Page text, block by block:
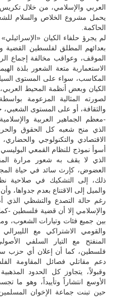
العربي والإسلامي، من خلال
يحمل مشروع الخلاص والسلام
الحاكمة.
لم يجرؤ حلفاء الكيان
بعدائهم المطلق لفلسطين القضية
الموقف، وعواقب مخالفة إجماع
الاستعمارية متعة الشعور بلذة
المكاسب، سواء على المستوى
الكيان وبعض أنظمة المحيط
لصورته المثالية المزعومة
والثقافة، أو على المستوى
-معظم الجماهير العربية
الذي منح شعبه كل الحقوق
الاقتصادي والتكنولوجي
أسوأ نموذج للنظام القمعي
الذي لا يقف به شعور مرارة
العضوض، كإرث سائد في حياة
ذلك، إلى التشكيك في صلاحية
والميل إلى الاقتناع بعدم جدواها،
رغم حالة التصدع والتشظي الذي
والإسلامي إلا أن قضية فلسطين -
بين جميع فئات وتيارات الشعوب،
والقومي الاشتراكي مع الليبرالي
المنفتح مع التيار السلفي
فلسطين، كما أن إعلان أي حزب
دعم مقاتلي فصائل المقاومة
وقبولاً، يتجاوز كل الحدود
الأوسع انتشاراً وتأييداً، وهو ما
حين تبنت جماعة الإخوان